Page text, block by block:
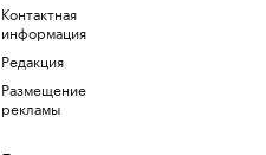
Контактная
информация
Редакция
Размещение
рекламы